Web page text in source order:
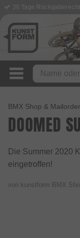
BMX Shop & Mailorder
DOOMED
Die Summer 2020
eingetroffen!
von kunstform BMX